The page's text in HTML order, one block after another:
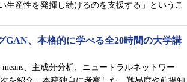
産性を発揮し続けるのを支援する」というこ
GAN、本格的に学べる全20時間の大学講
、主成分分析、ニュートラルネットワー